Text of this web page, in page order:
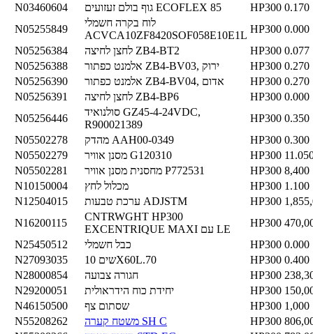
N03460604
גוף בולם זעזועים ECOFLEX 85 HP300 0.170
N05255849
לוח בקרה חשמלי
ACVCA10ZF8420SOF058E10E1L
HP300 0.000
N05256384
לחצן לחיצה ZB4-BT2 HP300 0.077
N05256388
אלמנט כפתור ZB4-BV03, ירוק HP300 0.270
N05256390
אלמנט כפתור ZB4-BV04, אדום HP300 0.270
N05256391
לחצן לחיצה ZB4-BP6 HP300 0.000
N05256446
סולנואיד GZ45-4-24VDC,
R900021389
HP300 0.350
N05502278
מהדק AAH00-0349 HP300 0.300
N05502279
מסנן אוויר G120310 HP300
N05502281
מחסנית מסנן אוויר P772531 HP300 8,400
N10150004
מכלול לחץ HP300 1.100
N12504015
ערכת טבעות ADJSTM HP300
N16200115
CNTRWGHT HP300
EXCENTRIQUE MAXI עם LE
HP300
N25450512
כבל חשמלי HP300 0.000
N27093035
שים 10X60L.70 HP300 0.400
N28000854
חגורה צבועה HP300
N29200051
יחידת כוח הידראולית HP300
N46150500
שסתום צף HP300 1,000
N55208262
משטח קערה SH C HP300